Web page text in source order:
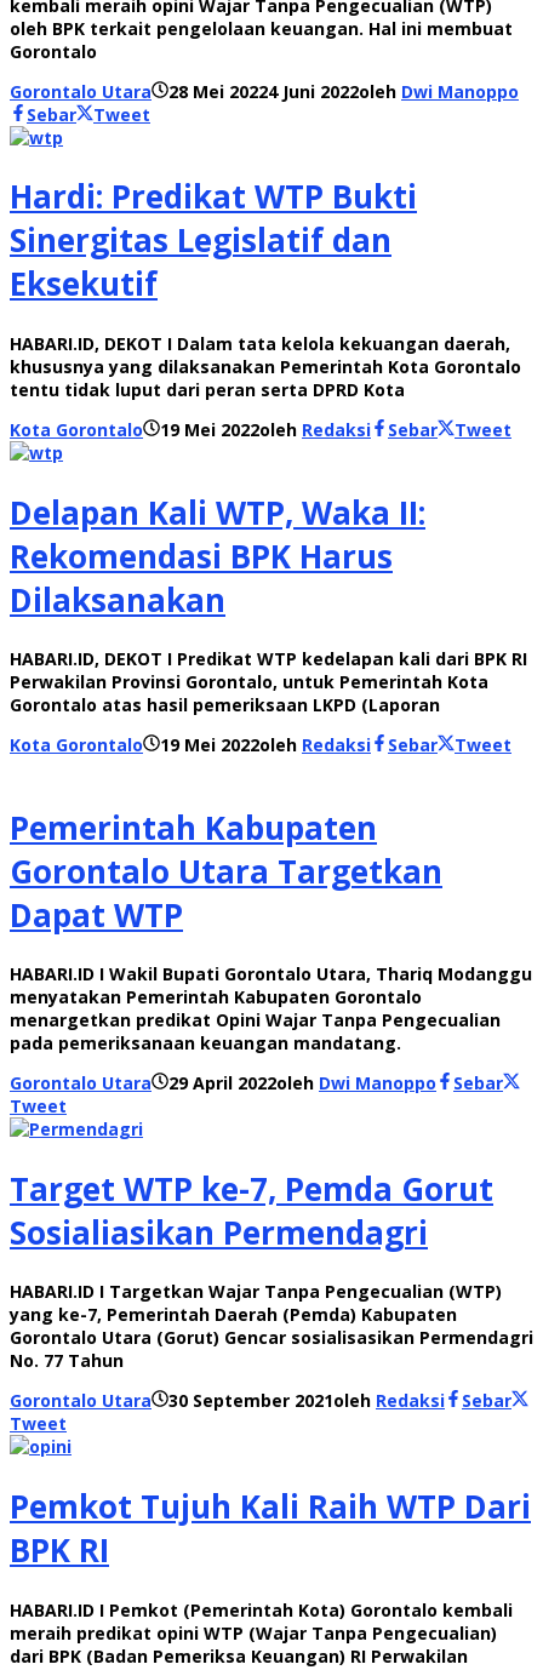
kembali meraih opini Wajar Tanpa Pengecualian (WTP)
oleh BPK terkait pengelolaan keuangan. Hal ini membuat
Gorontalo
Gorontalo Utara
28 Mei 20224 Juni 2022oleh Dwi Manoppo
Sebar
Tweet
Hardi: Predikat WTP Bukti
Sinergitas Legislatif dan
Eksekutif
HABARI.ID, DEKOT I Dalam tata kelola kekuangan daerah,
khususnya yang dilaksanakan Pemerintah Kota Gorontalo
tentu tidak luput dari peran serta DPRD Kota
Kota Gorontalo
19 Mei 2022oleh Redaksi Sebar Tweet
Delapan Kali WTP, Waka II:
Rekomendasi BPK Harus
Dilaksanakan
HABARI.ID, DEKOT I Predikat WTP kedelapan kali dari BPK RI
Perwakilan Provinsi Gorontalo, untuk Pemerintah Kota
Gorontalo atas hasil pemeriksaan LKPD (Laporan
Kota Gorontalo
19 Mei 2022oleh Redaksi Sebar Tweet
Pemerintah Kabupaten
Gorontalo Utara Targetkan
Dapat WTP
HABARI.ID I Wakil Bupati Gorontalo Utara, Thariq Modanggu
menyatakan Pemerintah Kabupaten Gorontalo
menargetkan predikat Opini Wajar Tanpa Pengecualian
pada pemeriksanaan keuangan mandatang.
Gorontalo Utara
29 April 2022oleh Dwi Manoppo
Sebar
Tweet
Target WTP ke-7, Pemda Gorut
Sosialiasikan Permendagri
HABARI.ID I Targetkan Wajar Tanpa Pengecualian (WTP)
yang ke-7, Pemerintah Daerah (Pemda) Kabupaten
Gorontalo Utara (Gorut) Gencar sosialisasikan Permendagri
No. 77 Tahun
Gorontalo Utara
30 September 2021oleh Redaksi
Sebar
Tweet
Pemkot Tujuh Kali Raih WTP Dari
BPK RI
HABARI.ID I Pemkot (Pemerintah Kota) Gorontalo kembali
meraih predikat opini WTP (Wajar Tanpa Pengecualian)
dari BPK (Badan Pemeriksa Keuangan) RI Perwakilan